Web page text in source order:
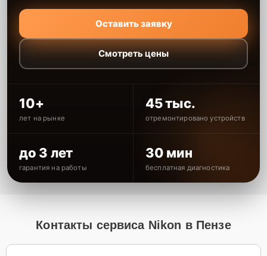
Оставить заявку
Смотреть цены
10+
лет на рынке
45 тыс.
отремонтировано устройств
до 3 лет
гарантия на работы
30 мин
бесплатная диагностика
Контакты сервиса Nikon в Пензе